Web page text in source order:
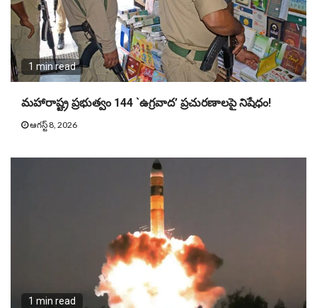
1 min read
మహారాష్ట్ర ప్రభుత్వం 144 `ఉగ్రవాద’ ప్రచురణాలపై నిషేధం!
ఆగస్ట్ 8, 2026
1 min read